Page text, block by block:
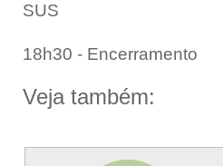
SUS
18h30 - Encerramento
Veja também: